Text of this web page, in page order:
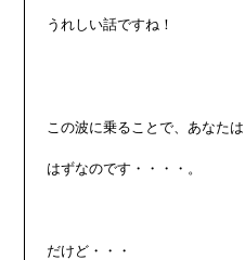
うれしい話ですね！
この波に乗ることで、あなた
はずなのです・・・・。
だけど・・・